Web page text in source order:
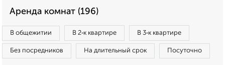
Аренда комнат (196)
В общежитии В 2‑к квартире В 3‑к квартире
Без посредников На длительный срок Посуточно